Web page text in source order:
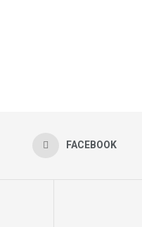
FACEBOOK